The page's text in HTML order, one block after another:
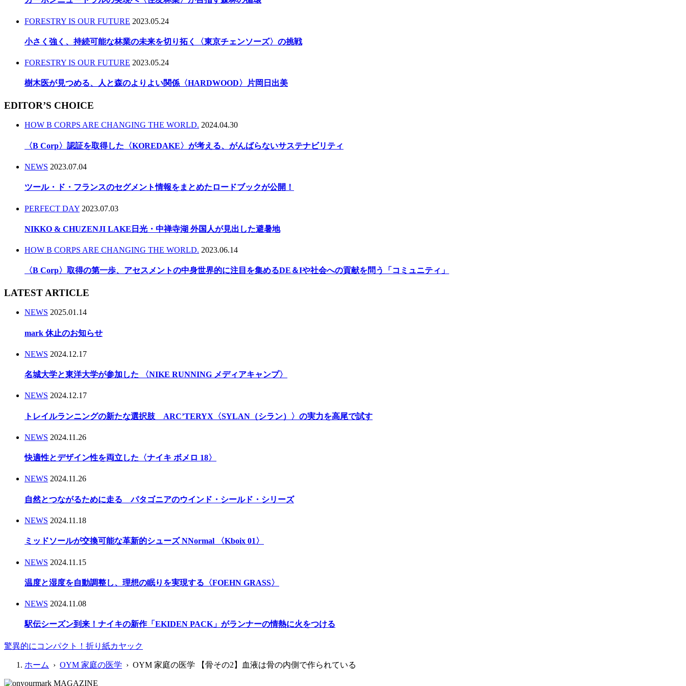
FORESTRY IS OUR FUTURE 2023.05.24
小さく強く、持続可能な林業の未来を切り拓く〈東京チェンソーズ〉の挑戦
FORESTRY IS OUR FUTURE 2023.05.24
樹木医が見つめる、人と森のよりよい関係〈HARDWOOD〉片岡日出美
EDITOR’S CHOICE
HOW B CORPS ARE CHANGING THE WORLD. 2024.04.30
〈B Corp〉認証を取得した〈KOREDAKE〉が考える、がんばらないサステナビリティ
NEWS 2023.07.04
ツール・ド・フランスのセグメント情報をまとめたロードブックが公開！
PERFECT DAY 2023.07.03
NIKKO & CHUZENJI LAKE日光・中禅寺湖 外国人が見出した避暑地
HOW B CORPS ARE CHANGING THE WORLD. 2023.06.14
〈B Corp〉取得の第一歩、アセスメントの中身世界的に注目を集めるDE＆Iや社会への貢献を問う「コミュニティ」
LATEST ARTICLE
NEWS 2025.01.14
mark 休止のお知らせ
NEWS 2024.12.17
名城大学と東洋大学が参加した 〈NIKE RUNNING メディアキャンプ〉
NEWS 2024.12.17
トレイルランニングの新たな選択肢 ARC’TERYX〈SYLAN（シラン）〉の実力を高尾で試す
NEWS 2024.11.26
快適性とデザイン性を両立した〈ナイキ ボメロ 18〉
NEWS 2024.11.26
自然とつながるために走る パタゴニアのウインド・シールド・シリーズ
NEWS 2024.11.18
ミッドソールが交換可能な革新的シューズ NNormal 〈Kboix 01〉
NEWS 2024.11.15
温度と湿度を自動調整し、理想の眠りを実現する〈FOEHN GRASS〉
NEWS 2024.11.08
駅伝シーズン到来！ナイキの新作「EKIDEN PACK」がランナーの情熱に火をつける
驚異的にコンパクト！折り紙カヤック
ホーム › OYM 家庭の医学 › OYM 家庭の医学 【骨その2】血液は骨の内側で作られている